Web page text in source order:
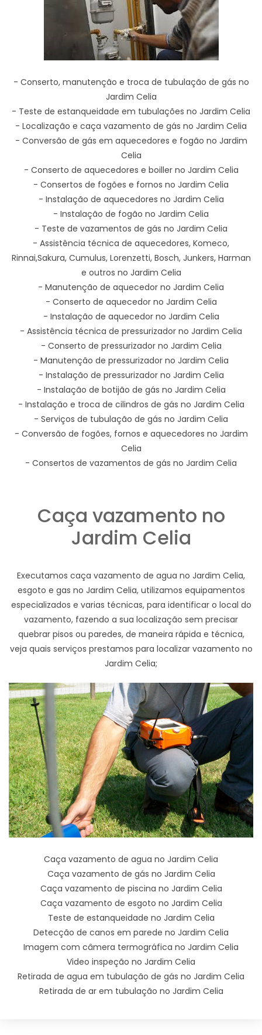
- Conserto, manutenção e troca de tubulação de gás no
Jardim Celia
- Teste de estanqueidade em tubulações no Jardim Celia
- Localização e caça vazamento de gás no Jardim Celia
- Conversão de gás em aquecedores e fogão no Jardim
Celia
- Conserto de aquecedores e boiller no Jardim Celia
- Consertos de fogões e fornos no Jardim Celia
- Instalação de aquecedores no Jardim Celia
- Instalação de fogão no Jardim Celia
- Teste de vazamentos de gás no Jardim Celia
- Assistência técnica de aquecedores, Komeco,
Rinnai,Sakura, Cumulus, Lorenzetti, Bosch, Junkers, Harman
e outros no Jardim Celia
- Manutenção de aquecedor no Jardim Celia
- Conserto de aquecedor no Jardim Celia
- Instalação de aquecedor no Jardim Celia
- Assistência técnica de pressurizador no Jardim Celia
- Conserto de pressurizador no Jardim Celia
- Manutenção de pressurizador no Jardim Celia
- Instalação de pressurizador no Jardim Celia
- Instalação de botijão de gás no Jardim Celia
- Instalação e troca de cilindros de gás no Jardim Celia
- Serviços de tubulação de gás no Jardim Celia
- Conversão de fogões, fornos e aquecedores no Jardim
Celia
- Consertos de vazamentos de gás no Jardim Celia
Caça vazamento no
Jardim Celia
Executamos caça vazamento de agua no Jardim Celia,
esgoto e gas no Jardim Celia, utilizamos equipamentos
especializados e varias técnicas, para identificar o local do
vazamento, fazendo a sua localização sem precisar
quebrar pisos ou paredes, de maneira rápida e técnica,
veja quais serviços prestamos para localizar vazamento no
Jardim Celia;
Caça vazamento de agua no Jardim Celia
Caça vazamento de gás no Jardim Celia
Caça vazamento de piscina no Jardim Celia
Caça vazamento de esgoto no Jardim Celia
Teste de estanqueidade no Jardim Celia
Detecção de canos em parede no Jardim Celia
Imagem com câmera termográfica no Jardim Celia
Video inspeção no Jardim Celia
Retirada de agua em tubulação de gás no Jardim Celia
Retirada de ar em tubulação no Jardim Celia